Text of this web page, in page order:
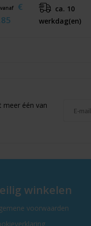
€
ca. 10
werkdag(en)
meer één van
winkelen
voorwaarden